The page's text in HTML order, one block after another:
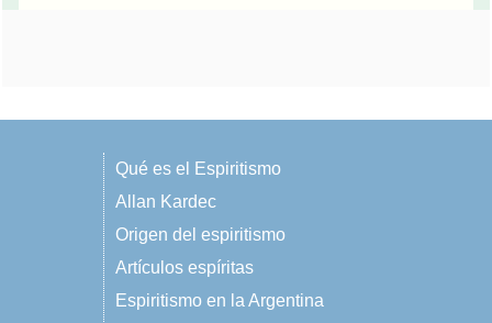
Qué es el Espiritismo
Allan Kardec
Origen del espiritismo
Artículos espíritas
Espiritismo en la Argentina